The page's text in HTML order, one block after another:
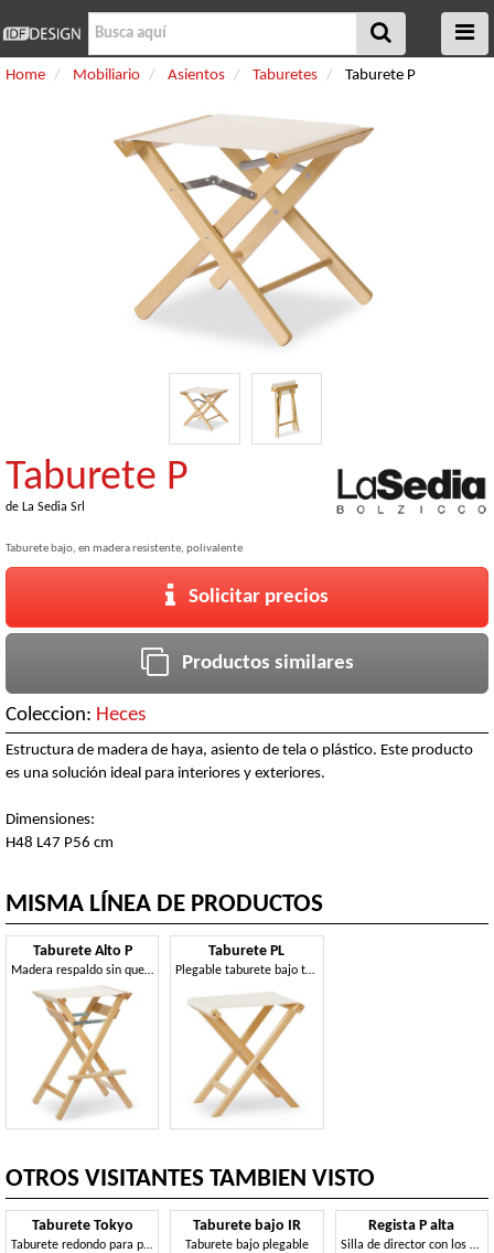
Home Mobiliario Asientos Taburetes Taburete P
Taburete P
de La Sedia Srl
Taburete bajo, en madera resistente, polivalente
Solicitar precios
Productos similares
Coleccion: Heces
Estructura de madera de haya, asiento de tela o plástico. Este producto
es una solución ideal para interiores y exteriores.
Dimensiones:
H48 L47 P56 cm
MISMA LÍNEA DE PRODUCTOS
Taburete Alto P
Madera respaldo sin que ello taburete, plegable, para el aire libre
Taburete PL
Plegable taburete bajo también es adecuado para uso en exteriores
OTROS VISITANTES TAMBIEN VISTO
Taburete Tokyo
Taburete redondo para piano, en madera de haya
Taburete bajo IR
Taburete bajo plegable
Regista P alta
Silla de director con los colores del verano